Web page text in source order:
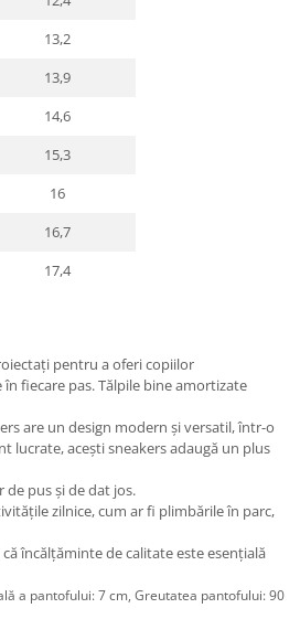
13,2
13,9
14,6
15,3
16
16,7
17,4
pentru a oferi copiilor
fiecare pas. Tălpile bine amortizate
are un design modern și versatil, într-o
lucrate, acești sneakers adaugă un plus
de pus și de dat jos.
zilnice, cum ar fi plimbările în parc,
încălțăminte de calitate este esențială
a pantofului: 7 cm, Greutatea pantofului: 90